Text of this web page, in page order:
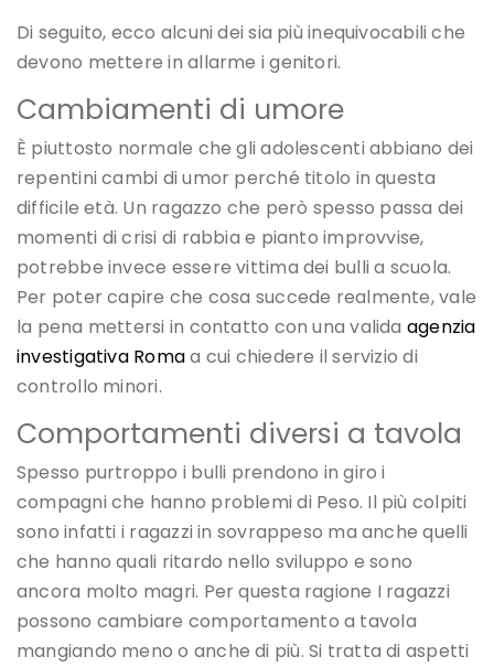
Di seguito, ecco alcuni dei sia più inequivocabili che
devono mettere in allarme i genitori.
Cambiamenti di umore
È piuttosto normale che gli adolescenti abbiano dei
repentini cambi di umor perché titolo in questa
difficile età. Un ragazzo che però spesso passa dei
momenti di crisi di rabbia e pianto improvvise,
potrebbe invece essere vittima dei bulli a scuola.
Per poter capire che cosa succede realmente, vale
la pena mettersi in contatto con una valida agenzia
investigativa Romaa cui chiedere il servizio di
controllo minori.
Comportamenti diversi a tavola
Spesso purtroppo i bulli prendono in giro i
compagni che hanno problemi di Peso. Il più colpiti
sono infatti i ragazzi in sovrappeso ma anche quelli
che hanno quali ritardo nello sviluppo e sono
ancora molto magri. Per questa ragione I ragazzi
possono cambiare comportamento a tavola
mangiando meno o anche di più. Si tratta di aspetti